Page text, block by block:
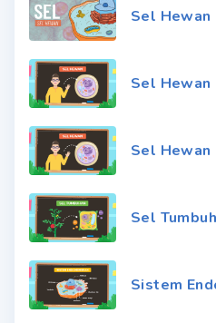
Sel Hewan
Sel Hewan
Sel Hewan
Sel
Sistem